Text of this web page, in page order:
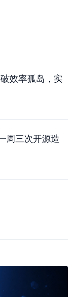
效率孤岛，实
周三次开源造